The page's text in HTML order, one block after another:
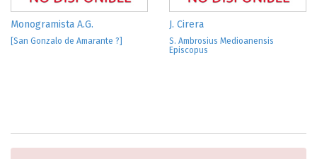
Monogramista A.G.
[San Gonzalo de Amarante ?]
J. Cirera
S. Ambrosius Medioanensis
Episcopus